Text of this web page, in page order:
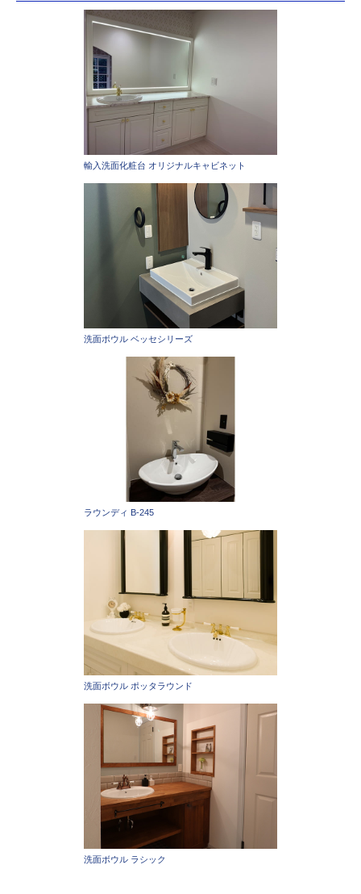
輸入洗面化粧台 オリジナルキャビネット
洗面ボウル ベッセシリーズ
ラウンディ B-245
洗面ボウル ポッタラウンド
洗面ボウル ラシック